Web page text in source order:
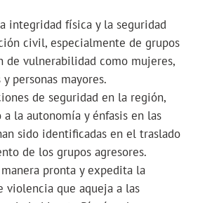
integridad física y la seguridad
civil, especialmente de grupos
de vulnerabilidad como mujeres,
personas mayores.
de seguridad en la región,
a la autonomía y énfasis en las
sido identificadas en el traslado
de los grupos agresores.
pronta y expedita la
violencia que aqueja a las